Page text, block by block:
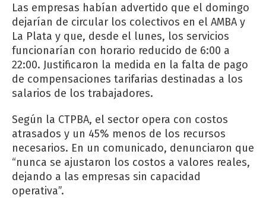
Las empresas habían advertido que el domingo
dejarían de circular los colectivos en el AMBA y
La Plata y que, desde el lunes, los servicios
funcionarían con horario reducido de 6:00 a
22:00. Justificaron la medida en la falta de pago
de compensaciones tarifarias destinadas a los
salarios de los trabajadores.
Según la CTPBA, el sector opera con costos
atrasados y un 45% menos de los recursos
necesarios. En un comunicado, denunciaron que
“nunca se ajustaron los costos a valores reales,
dejando a las empresas sin capacidad
operativa”.